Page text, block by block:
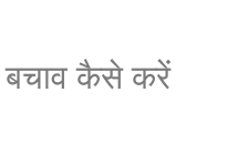
बचाव कैसे करें